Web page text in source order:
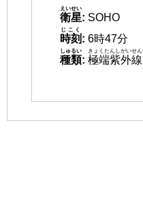
衛星
えいせい
: SOHO
時刻
じこく
: 6時47分
種類
しゅるい
: 極端紫外線
きょくたんしがいせん